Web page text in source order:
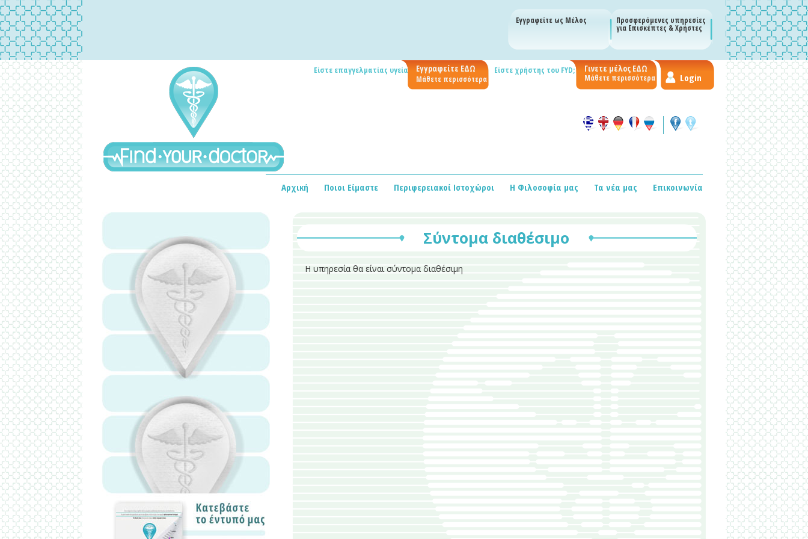
Εγγραφείτε ως Μέλος Προσφερόμενες υπηρεσίες
για Επισκέπτες & Χρήστες
Είστε επαγγελματίας υγείας; Εγγραφείτε ΕΔΩ
Μάθετε περισσότερα
Είστε χρήστης του FYD; Γινετε μέλος ΕΔΩ
Μάθετε περισσότερα Login
Αρχική Ποιοι Είμαστε Περιφερειακοί Ιστοχώροι Η Φιλοσοφία μας Τα νέα μας Επικοινωνία
Σύντομα διαθέσιμο
Η υπηρεσία θα είναι σύντομα διαθέσιμη